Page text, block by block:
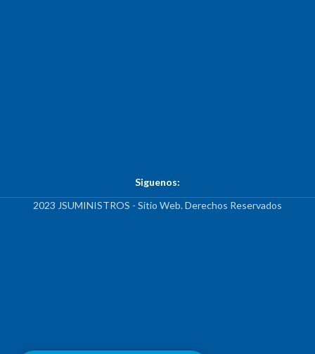
Siguenos:
2023 JSUMINISTROS - Sitio Web. Derechos Reservados